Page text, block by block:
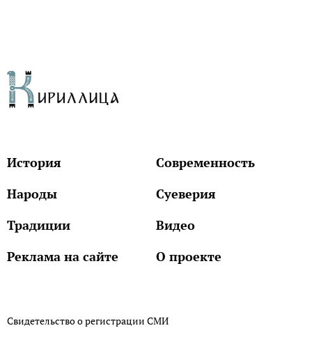
История
Современность
Народы
Суеверия
Традиции
Видео
Реклама на сайте
О проекте
Свидетельство о регистрации СМИ